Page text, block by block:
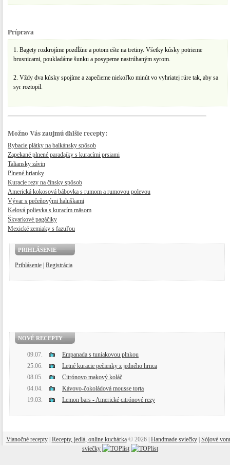
Príprava
1. Bagety rozkrojíme pozdĺžne a potom ešte na tretiny. Všetky kúsky potrieme
brusnicami, poukladáme šunku a posypeme nastrúhaným syrom.
2. Vždy dva kúsky spojíme a zapečieme niekoľko minút vo vyhriatej rúre tak, aby sa
syr roztopil.
Možno Vás zaujmú ďalšie recepty:
Rybacie plátky na balkánsky spôsob
Zapekané plnené paradajky s kuracími prsiami
Taliansky závin
Plnené hrianky
Kuracie rezy na čínsky spôsob
Americká kokosová bábovka s rumom a rumovou polevou
Vývar s pečeňovými haluškami
Kelová polievka s kuracím mäsom
Škvarkové pagáčiky
Mexické zemiaky s fazuľou
PRIHLÁSENIE
Prihlásenie Registrácia
NOVÉ RECEPTY
09.07.
Empanada s tuniakovou plnkou
25.06.
Letné kuracie pečienky z jedného hrnca
08.05.
Citrónovo makový koláč
04.04.
Kávovo-čokoládová mousse torta
19.03.
Lemon bars - Americké citrónové rezy
Vianočné recepty| Recepty, jedlá, online kuchárka© 2026 | Handmade sviečky| Sójové
sviečky